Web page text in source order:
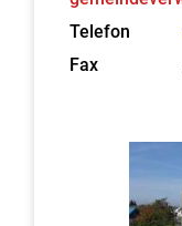
Telefon
Fax